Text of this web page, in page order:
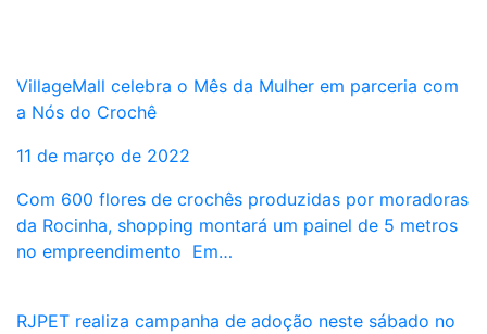
VillageMall celebra o Mês da Mulher em parceria com
a Nós do Crochê
11 de março de 2022
Com 600 flores de crochês produzidas por moradoras
da Rocinha, shopping montará um painel de 5 metros
no empreendimento Em…
RJPET realiza campanha de adoção neste sábado no